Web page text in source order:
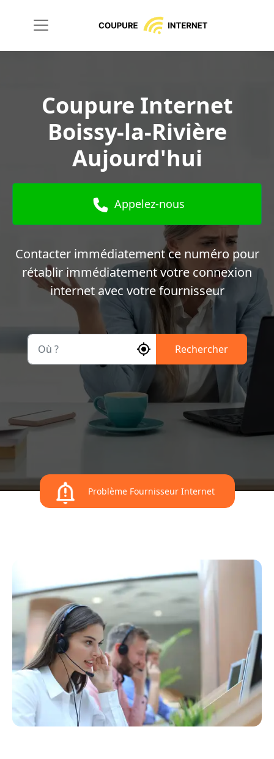
Coupure Internet
Boissy-la-Rivière
Aujourd'hui
Appelez-nous
Contacter immédiatement ce numéro pour
rétablir immédiatement votre connexion
internet avec votre fournisseur
Rechercher
Problème Fournisseur Internet